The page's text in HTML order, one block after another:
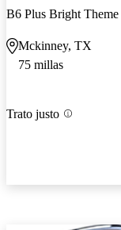
B6 Plus Bright Theme
Mckinney, TX
75 millas
Trato justo